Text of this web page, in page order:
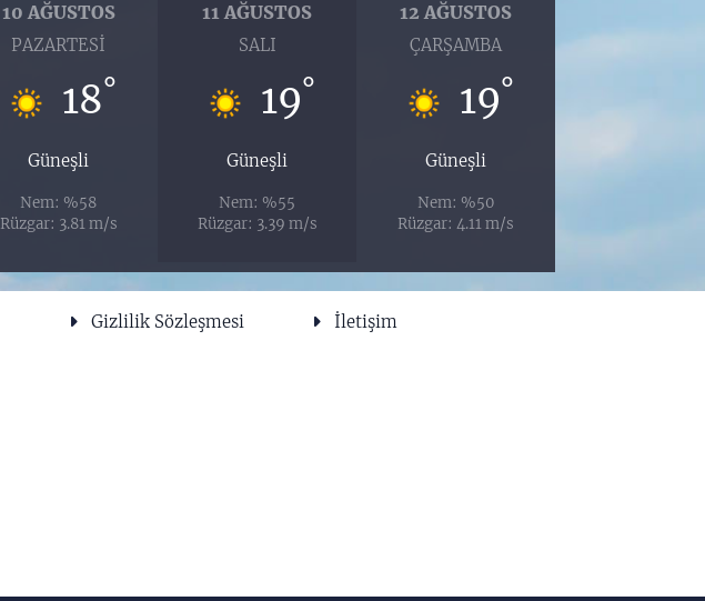
10 AĞUSTOS
PAZARTESI
18°
Güneşli
Nem: %58
Rüzgar: 3.81 m/s
11 AĞUSTOS
SALI
19°
Güneşli
Nem: %55
Rüzgar: 3.39 m/s
12 AĞUSTOS
ÇARŞAMBA
19°
Güneşli
Nem: %50
Rüzgar: 4.11 m/s
Gizlilik Sözleşmesi İletişim